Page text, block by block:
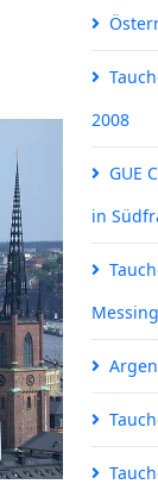
2008
GUE
in